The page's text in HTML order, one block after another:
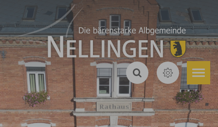
Zum Hauptinhalt springen